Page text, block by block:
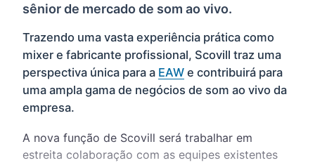
sênior de mercado de som ao vivo.
Trazendo uma vasta experiência prática como
mixer e fabricante profissional, Scovill traz uma
perspectiva única para a EAW e contribuirá para
uma ampla gama de negócios de som ao vivo da
empresa.
A nova função de Scovill será trabalhar em
estreita colaboração com as equipes existentes